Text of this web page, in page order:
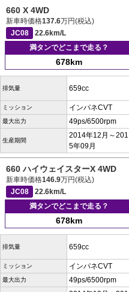
660 X 4WD
新車時価格137.6万円(税込)
JC08
22.6km/L
満タンでどこまで走る？
678km
排気量 659cc
ミッション インパネCVT
最大出力 49ps/6500rpm
生産期間
2014年12月～201
5年09月
660 ハイウェイスターX 4WD
新車時価格146.9万円(税込)
JC08
22.6km/L
満タンでどこまで走る？
678km
排気量 659cc
ミッション インパネCVT
最大出力 49ps/6500rpm